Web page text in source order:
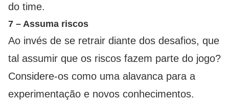
do time.
7 – Assuma riscos
Ao invés de se retrair diante dos desafios, que
tal assumir que os riscos fazem parte do jogo?
Considere-os como uma alavanca para a
experimentação e novos conhecimentos.